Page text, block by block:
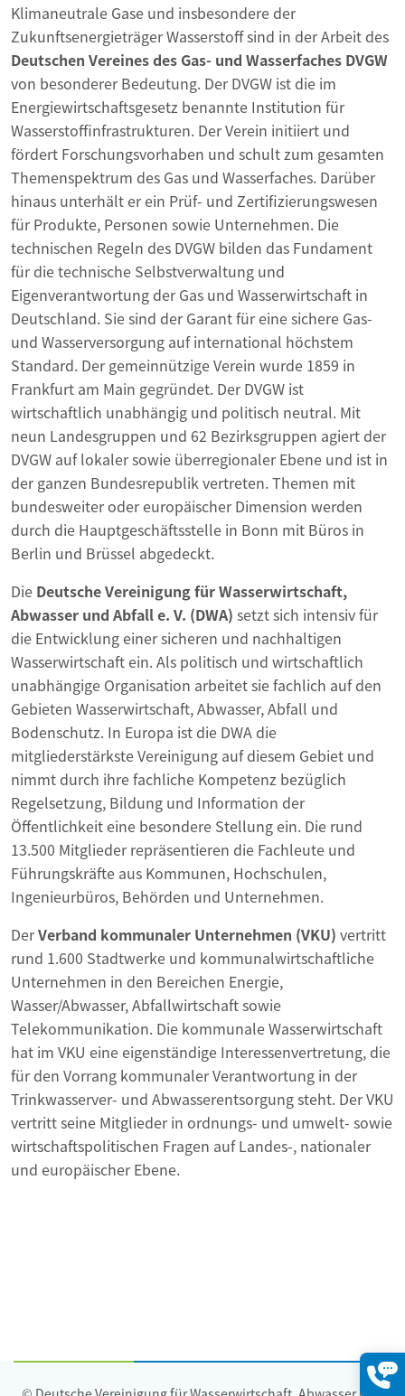
Klimaneutrale Gase und insbesondere der
Zukunftsenergieträger Wasserstoff sind in der Arbeit des
Deutschen Vereines des Gas- und Wasserfaches DVGW
von besonderer Bedeutung. Der DVGW ist die im
Energiewirtschaftsgesetz benannte Institution für
Wasserstoffinfrastrukturen. Der Verein initiiert und
fördert Forschungsvorhaben und schult zum gesamten
Themenspektrum des Gas­ und Wasserfaches. Darüber
hinaus unterhält er ein Prüf- und Zertifizierungswesen
für Produkte, Personen sowie Unternehmen. Die
technischen Regeln des DVGW bilden das Fundament
für die technische Selbstverwaltung und
Eigenverantwortung der Gas­ und Wasserwirtschaft in
Deutschland. Sie sind der Garant für eine sichere Gas­
und Wasserversorgung auf international höchstem
Standard. Der gemeinnützige Verein wurde 1859 in
Frankfurt am Main gegründet. Der DVGW ist
wirtschaftlich unabhängig und politisch neutral. Mit
neun Landesgruppen und 62 Bezirksgruppen agiert der
DVGW auf lokaler sowie überregionaler Ebene und ist in
der ganzen Bundesrepublik vertreten. Themen mit
bundesweiter oder europäischer Dimension werden
durch die Hauptgeschäftsstelle in Bonn mit Büros in
Berlin und Brüssel abgedeckt.
Die Deutsche Vereinigung für Wasserwirtschaft,
Abwasser und Abfall e. V. (DWA) setzt sich intensiv für
die Entwicklung einer sicheren und nachhaltigen
Wasserwirtschaft ein. Als politisch und wirtschaftlich
unabhängige Organisation arbeitet sie fachlich auf den
Gebieten Wasserwirtschaft, Abwasser, Abfall und
Bodenschutz. In Europa ist die DWA die
mitgliederstärkste Vereinigung auf diesem Gebiet und
nimmt durch ihre fachliche Kompetenz bezüglich
Regelsetzung, Bildung und Information der
Öffentlichkeit eine besondere Stellung ein. Die rund
13.500 Mitglieder repräsentieren die Fachleute und
Führungskräfte aus Kommunen, Hochschulen,
Ingenieurbüros, Behörden und Unternehmen.
DerVerband kommunaler Unternehmen (VKU) vertritt
rund 1.600 Stadtwerke und kommunalwirtschaftliche
Unternehmen in den Bereichen Energie,
Wasser/Abwasser, Abfallwirtschaft sowie
Telekommunikation. Die kommunale Wasserwirtschaft
hat im VKU eine eigenständige Interessenvertretung, die
für den Vorrang kommunaler Verantwortung in der
Trinkwasserver- und Abwasserentsorgung steht. Der VKU
vertritt seine Mitglieder in ordnungs- und umwelt- sowie
wirtschaftspolitischen Fragen auf Landes-, nationaler
und europäischer Ebene.